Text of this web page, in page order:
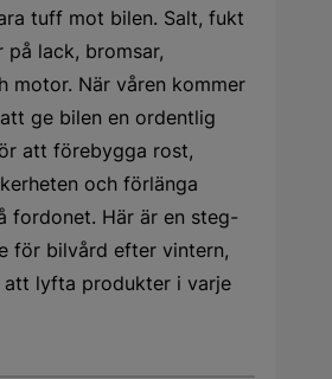
tuff mot bilen. Salt, fukt
på lack, bromsar,
motor. När våren kommer
ge bilen en ordentlig
att förebygga rost,
och förlänga
fordonet. Här är en steg-
för bilvård efter vintern,
lyfta produkter i varje